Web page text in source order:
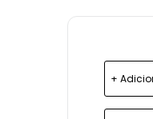
+